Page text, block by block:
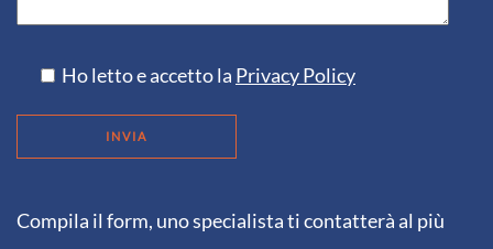
Ho letto e accetto la Privacy Policy
Compila il form, uno specialista ti contatterà al più